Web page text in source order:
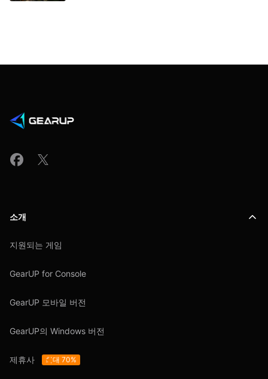
소개
지원되는 게임
GearUP for Console
GearUP 모바일 버전
GearUP의 Windows 버전
제휴사 최대 70%